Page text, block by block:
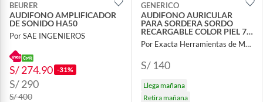
BEURER
AUDIFONO AMPLIFICADOR
DE SONIDO HA50
Por SAE INGENIEROS
S/ 274.90 -31%
S/ 290
S/ 400
GENERICO
AUDIFONO AURICULAR
PARA SORDERA SORDO
RECARGABLE COLOR PIEL 72
HORAS
Por Exacta Herramientas de Medicion
S/ 140
Llega mañana
Retira mañana